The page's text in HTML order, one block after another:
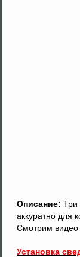
Описание: Три
аккуратно для
Смотрим видео
Установка